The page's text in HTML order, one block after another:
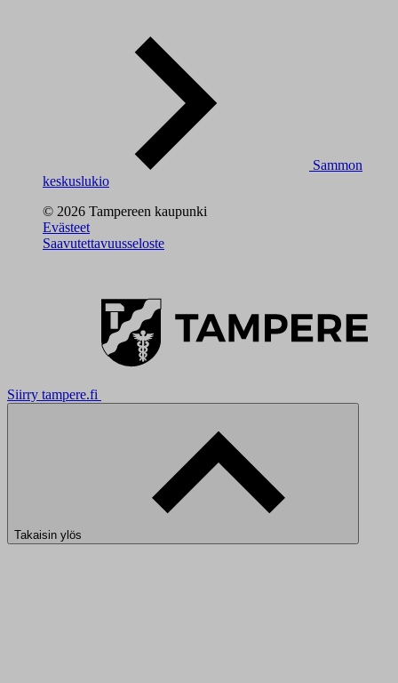
Sammon
keskuslukio
© 2026 Tampereen kaupunki
Evästeet
Saavutettavuusseloste
Siirry tampere.fi
Takaisin ylös